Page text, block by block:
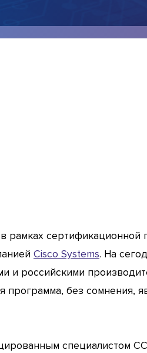
рамках
Cisco Systems. На
и российскими
без сомнения,
специалистом